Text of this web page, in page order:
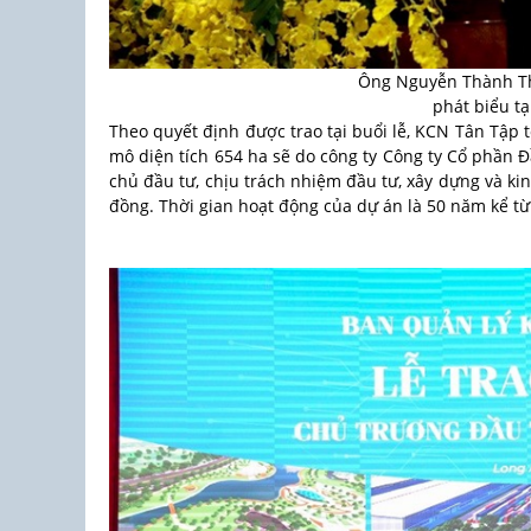
Ông Nguyễn Thành
phát biểu
Theo quyết định được trao tại buổi lễ, KCN Tân Tập
mô diện tích 654 ha sẽ do công ty Công ty Cổ phần
chủ đầu tư, chịu trách nhiệm đầu tư, xây dựng và
đồng. Thời gian hoạt động của dự án là 50 năm kể